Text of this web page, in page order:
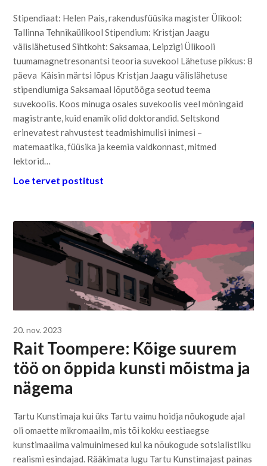
Stipendiaat: Helen Pais, rakendusfüüsika magister Ülikool:
Tallinna Tehnikaülikool Stipendium: Kristjan Jaagu
välislähetused Sihtkoht: Saksamaa, Leipzigi Ülikooli
tuumamagnetresonantsi teooria suvekool Lähetuse pikkus: 8
päeva Käisin märtsi lõpus Kristjan Jaagu välislähetuse
stipendiumiga Saksamaal lõputööga seotud teema
suvekoolis. Koos minuga osales suvekoolis veel mõningaid
magistrante, kuid enamik olid doktorandid. Seltskond
erinevatest rahvustest teadmishimulisi inimesi –
matemaatika, füüsika ja keemia valdkonnast, mitmed
lektorid…
Loe tervet postitust
20. nov. 2023
Rait Toompere: Kõige suurem
töö on õppida kunsti mõistma ja
nägema
Tartu Kunstimaja kui üks Tartu vaimu hoidja nõukogude ajal
oli omaette mikromaailm, mis tõi kokku eestiaegse
kunstimaailma vaimuinimesed kui ka nõukogude sotsialistliku
realismi esindajad. Rääkimata lugu Tartu Kunstimajast painas